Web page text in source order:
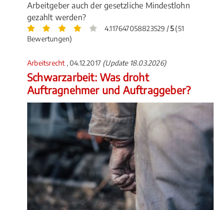
Arbeitgeber auch der gesetzliche Mindestlohn
gezahlt werden?
4.117647058823529 /5(51
Bewertungen)
Arbeitsrecht , 04.12.2017 (Update 18.03.2026)
Schwarzarbeit: Was droht
Auftragnehmer und Auftraggeber?